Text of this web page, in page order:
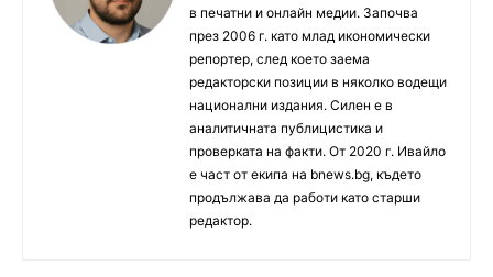
в печатни и онлайн медии. Започва
през 2006 г. като млад икономически
репортер, след което заема
редакторски позиции в няколко водещи
национални издания. Силен е в
аналитичната публицистика и
проверката на факти. От 2020 г. Ивайло
е част от екипа на bnews.bg, където
продължава да работи като старши
редактор.